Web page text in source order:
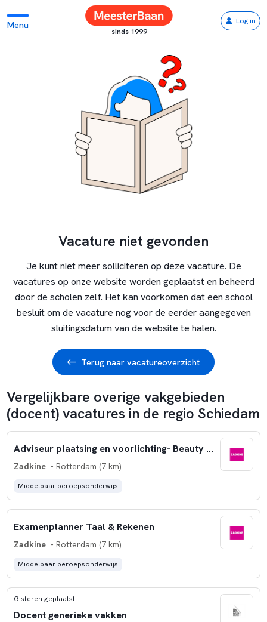
Menu
sinds 1999
Log in
Vacature niet gevonden
Je kunt niet meer solliciteren op deze vacature. De
vacatures op onze website worden geplaatst en beheerd
door de scholen zelf. Het kan voorkomen dat een school
besluit om de vacature nog voor de eerder aangegeven
sluitingsdatum van de website te halen.
Terug naar vacatureoverzicht
Vergelijkbare overige vakgebieden
(docent) vacatures in de regio Schiedam
Adviseur plaatsing en voorlichting- Beauty & Fashion College
Zadkine - Rotterdam (7 km)
Middelbaar beroepsonderwijs
Examenplanner Taal & Rekenen
Zadkine - Rotterdam (7 km)
Middelbaar beroepsonderwijs
Gisteren geplaatst
Docent generieke vakken